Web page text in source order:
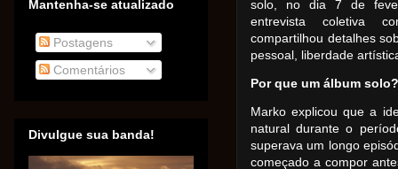
solo, no dia 7 de
entrevista coletiva
compartilhou detalhes
pessoal, liberdade
Por que um álbum
Marko explicou que a
natural durante o
superava um longo
começado a compor
Mantenha-se atualizado
Postagens
Comentários
Divulgue sua banda!